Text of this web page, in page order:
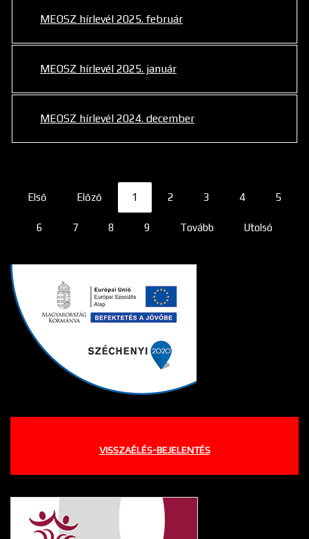
MEOSZ hírlevél 2025. február
MEOSZ hírlevél 2025. január
MEOSZ hírlevél 2024. december
Első Előző 1 2 3 4 5
6 7 8 9 Tovább Utolsó
VISSZAÉLÉS-BEJELENTÉS